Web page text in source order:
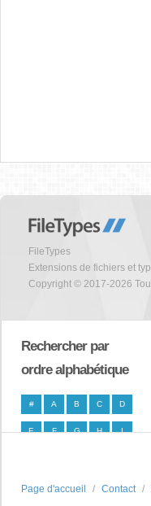
FileTypes
Extensions de fichiers et
Copyright © 2017-2026
Rechercher par
ordre alphabétique
# A B C D
E F G H I
P S
Page d'accueil Contact